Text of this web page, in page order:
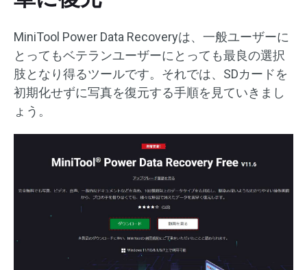
MiniTool Power Data Recoveryは、一般ユーザーに
とってもベテランユーザーにとっても最良の選択
肢となり得るツールです。それでは、SDカードを
初期化せずに写真を復元する手順を見ていきまし
ょう。